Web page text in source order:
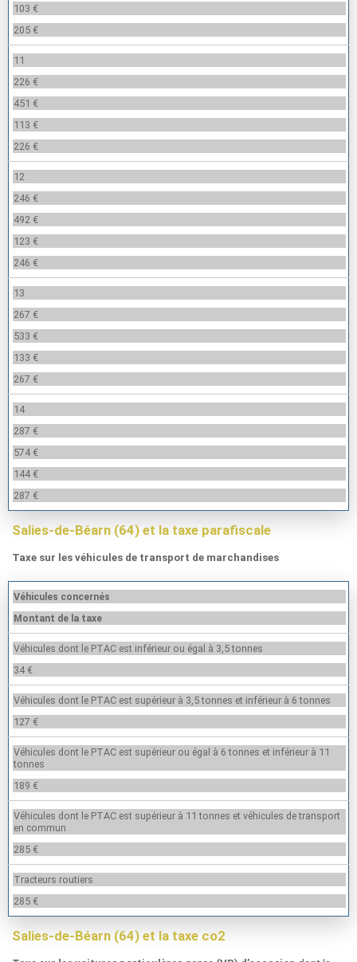
103 €
205 €
11
226 €
451 €
113 €
226 €
12
246 €
492 €
123 €
246 €
13
267 €
533 €
133 €
267 €
14
287 €
574 €
144 €
287 €
Salies-de-Béarn (64) et la taxe parafiscale
Taxe sur les véhicules de transport de marchandises
Véhicules concernés
Montant de la taxe
Véhicules dont le PTAC est inférieur ou égal à 3,5 tonnes
34 €
Véhicules dont le PTAC est supérieur à 3,5 tonnes et inférieur à 6 tonnes
127 €
Véhicules dont le PTAC est supérieur ou égal à 6 tonnes et inférieur à 11
tonnes
189 €
Véhicules dont le PTAC est supérieur à 11 tonnes et véhicules de transport
en commun
285 €
Tracteurs routiers
285 €
Salies-de-Béarn (64) et la taxe co2